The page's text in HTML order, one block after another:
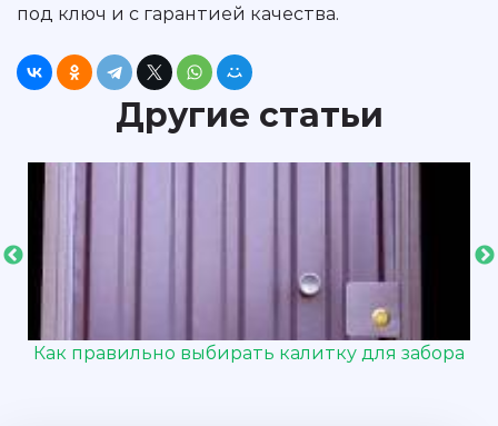
под ключ и с гарантией качества.
Другие статьи
Как правильно выбирать калитку для забора